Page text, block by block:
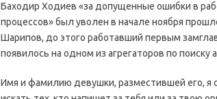
Баходир Ходиев «за допущенные ошибки в
процессов» был уволен в начале ноября
Шарипов, до этого работавший первым
появилось на одном из агрегаторов по
Имя и фамилию девушки, разместившей его, я